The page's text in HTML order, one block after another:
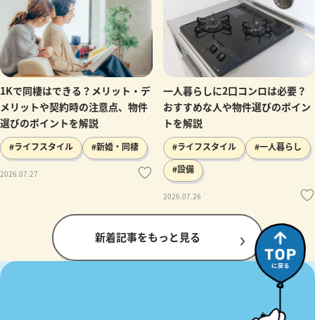
1Kで同棲はできる？メリット・デ
メリットや契約時の注意点、物件
選びのポイントを解説
#ライフスタイル #新婚・同棲
2026.07.27
一人暮らしに2口コンロは必要？
おすすめな人や物件選びのポイン
トを解説
#ライフスタイル
#一人暮らし
#設備
2026.07.26
新着記事をもっと見る